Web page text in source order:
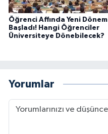
Öğrenci Affında Yeni Dönem
Başladı! Hangi Öğrenciler
Üniversiteye Dönebilecek?
Yorumlar